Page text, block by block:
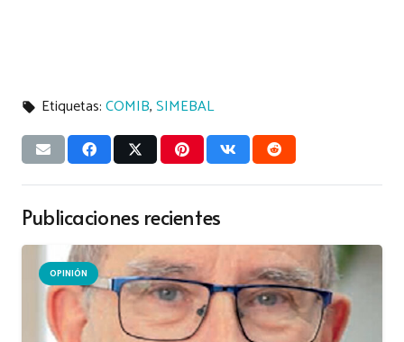
local_offer Etiquetas:COMIB,SIMEBAL
Publicaciones recientes
OPINIÓN